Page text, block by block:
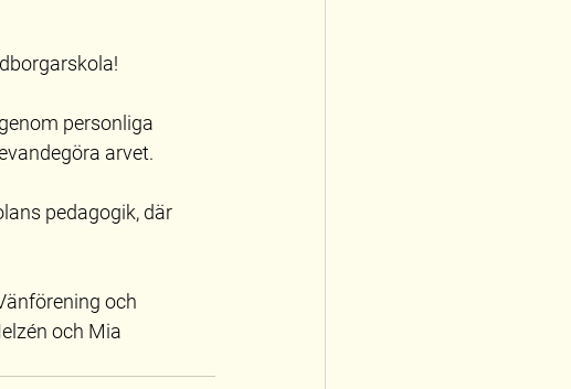
personliga
arvet.
pedagogik, där
och
och Mia